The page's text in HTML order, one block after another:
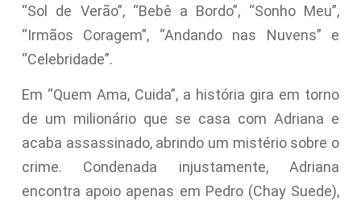
“Sol de Verão”, “Bebê a Bordo”, “Sonho Meu”,
“Irmãos Coragem”, “Andando nas Nuvens” e
“Celebridade”.
Em “Quem Ama, Cuida”, a história gira em torno
de um milionário que se casa com Adriana e
acaba assassinado, abrindo um mistério sobre o
crime. Condenada injustamente, Adriana
encontra apoio apenas em Pedro (Chay Suede),